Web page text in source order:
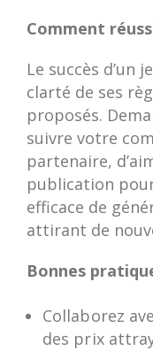
Comment
Le succès d’un
clarté de ses
proposés.
suivre votre
partenaire,
publication
efficace de
attirant de
Bonnes
Collaborez
des prix